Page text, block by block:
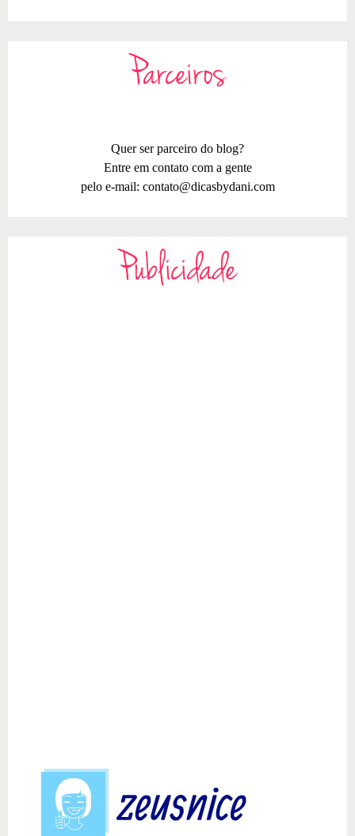
Parceiros
Quer ser parceiro do blog?
Entre em contato com a gente
pelo e-mail: contato@dicasbydani.com
Publicidade